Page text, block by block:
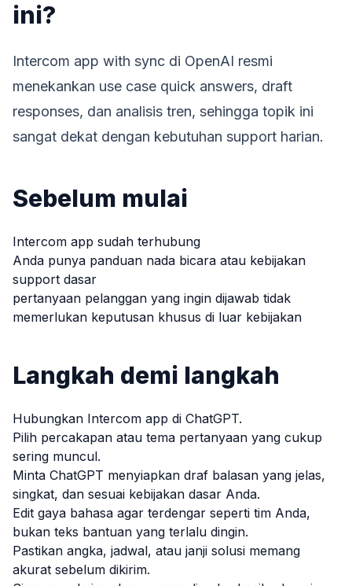
ini?
Intercom app with sync di OpenAI resmi
menekankan use case quick answers, draft
responses, dan analisis tren, sehingga topik ini
sangat dekat dengan kebutuhan support harian.
Sebelum mulai
Intercom app sudah terhubung
Anda punya panduan nada bicara atau kebijakan
support dasar
pertanyaan pelanggan yang ingin dijawab tidak
memerlukan keputusan khusus di luar kebijakan
Langkah demi langkah
Hubungkan Intercom app di ChatGPT.
Pilih percakapan atau tema pertanyaan yang cukup
sering muncul.
Minta ChatGPT menyiapkan draf balasan yang jelas,
singkat, dan sesuai kebijakan dasar Anda.
Edit gaya bahasa agar terdengar seperti tim Anda,
bukan teks bantuan yang terlalu dingin.
Pastikan angka, jadwal, atau janji solusi memang
akurat sebelum dikirim.